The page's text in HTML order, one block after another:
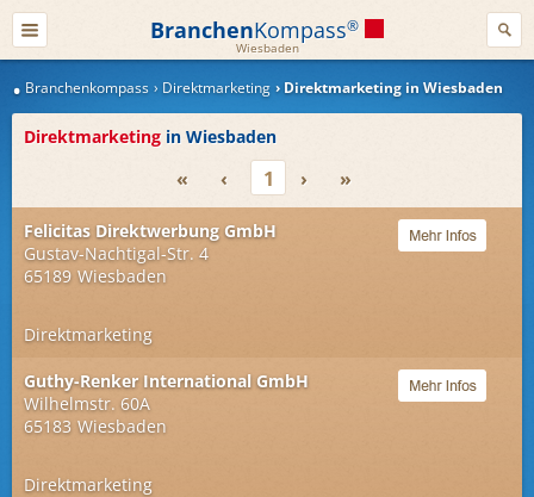
BranchenKompass®
Wiesbaden
Branchenkompass Direktmarketing Direktmarketing in Wiesbaden
Direktmarketing in Wiesbaden
« ‹ 1 › »
Felicitas Direktwerbung GmbH
Gustav-Nachtigal-Str. 4
65189 Wiesbaden
Direktmarketing
Guthy-Renker International GmbH
Wilhelmstr. 60A
65183 Wiesbaden
Direktmarketing